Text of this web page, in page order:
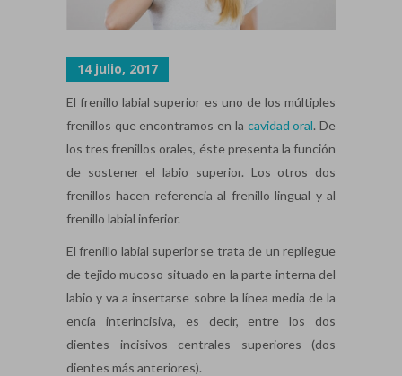
14 julio, 2017
El frenillo labial superior es uno de los múltiples
frenillos que encontramos en la cavidad oral. De
los tres frenillos orales, éste presenta la función
de sostener el labio superior. Los otros dos
frenillos hacen referencia al frenillo lingual y al
frenillo labial inferior.
El frenillo labial superior se trata de un repliegue
de tejido mucoso situado en la parte interna del
labio y va a insertarse sobre la línea media de la
encía interincisiva, es decir, entre los dos
dientes incisivos centrales superiores (dos
dientes más anteriores).